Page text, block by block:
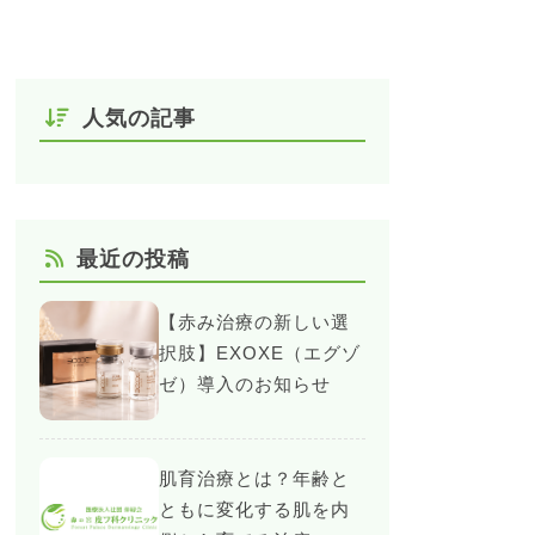
人気の記事
最近の投稿
【赤み治療の新しい選
択肢】EXOXE（エグゾ
ゼ）導入のお知らせ
肌育治療とは？年齢と
ともに変化する肌を内